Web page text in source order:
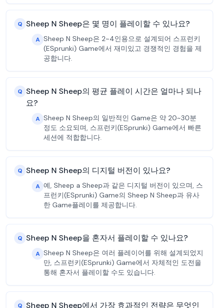
Q Sheep N Sheep은 몇 명이 플레이할 수 있나요?
A Sheep N Sheep은 2~4인용으로 설계되어 스프런키
(ESprunki) Game에서 재미있고 경쟁적인 경험을 제
공합니다.
Q Sheep N Sheep의 평균 플레이 시간은 얼마나 되나
요?
A Sheep N Sheep의 일반적인 Game은 약 20~30분
정도 소요되며, 스프런키(ESprunki) Game에서 빠른
세션에 적합합니다.
Q Sheep N Sheep의 디지털 버전이 있나요?
A 예, Sheep a Sheep과 같은 디지털 버전이 있으며, 스
프런키(ESprunki) Game의 Sheep N Sheep과 유사
한 Game플레이를 제공합니다.
Q Sheep N Sheep을 혼자서 플레이할 수 있나요?
A Sheep N Sheep은 여러 플레이어를 위해 설계되었지
만, 스프런키(ESprunki) Game에서 자체적인 도전을
통해 혼자서 플레이할 수도 있습니다.
Q Sheep N Sheep에서 가장 효과적인 전략은 무엇인